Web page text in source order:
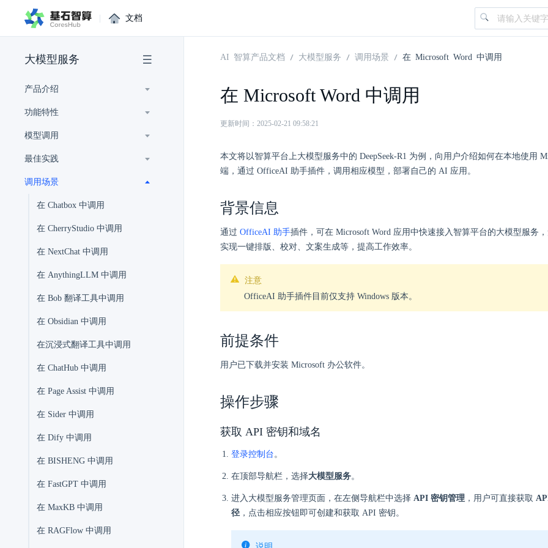
| 文档
大模型服务
产品介绍
功能特性
模型调用
最佳实践
调用场景
在 Chatbox 中调用
在 CherryStudio 中调用
在 NextChat 中调用
在 AnythingLLM 中调用
在 Bob 翻译工具中调用
在 Obsidian 中调用
在沉浸式翻译工具中调用
在 ChatHub 中调用
在 Page Assist 中调用
在 Sider 中调用
在 Dify 中调用
在 BISHENG 中调用
在 FastGPT 中调用
在 MaxKB 中调用
在 RAGFlow 中调用
AI 智算产品文档 大模型服务 调用场景 在 Microsoft Word 中调用
在 Microsoft Word 中调用
更新时间：2025-02-21 09:58:21
本文将以智算平台上大模型服务中的 DeepSeek-R1 为例，向用户介绍如何在本地使用
端，通过 OfficeAI 助手插件，调用相应模型，部署自己的 AI 应用。
背景信息
通过 OfficeAI 助手插件，可在 Microsoft Word 应用中快速接入智算平台的大模型服务
实现一键排版、校对、文案生成等，提高工作效率。
注意
OfficeAI 助手插件目前仅支持 Windows 版本。
前提条件
用户已下载并安装 Microsoft 办公软件。
操作步骤
获取 API 密钥和域名
登录控制台。
在顶部导航栏，选择大模型服务。
进入大模型服务管理页面，在左侧导航栏中选择 API 密钥管理 ，用户可直接获取
径 ，点击相应按钮即可创建和获取 API 密钥。
说明